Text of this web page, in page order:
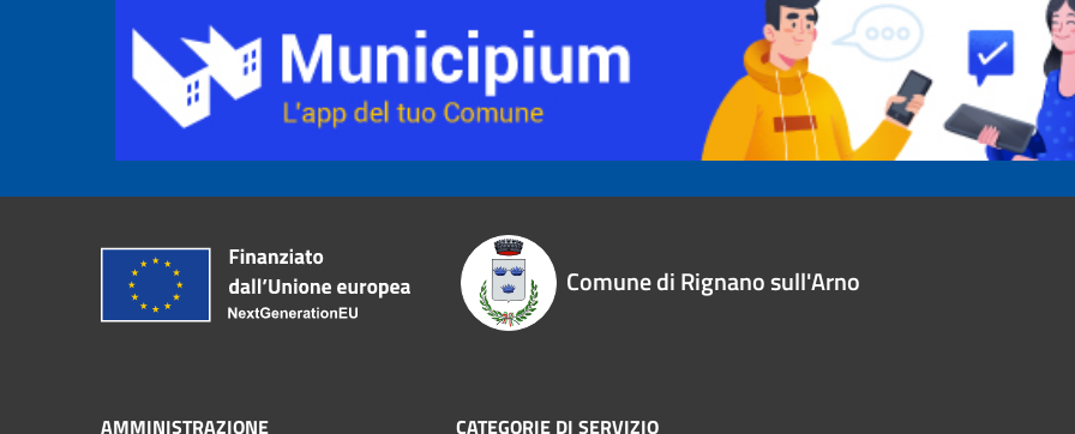
Comune di Rignano sull'Arno
AMMINISTRAZIONE CATEGORIE DI SERVIZIO